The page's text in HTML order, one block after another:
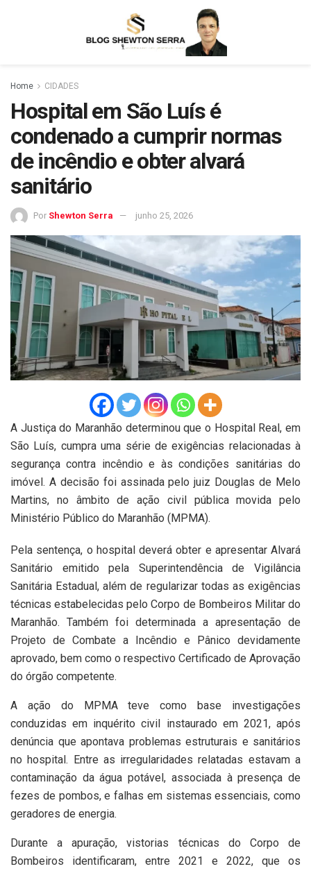
Home CIDADES
Hospital em São Luís é
condenado a cumprir normas
de incêndio e obter alvará
sanitário
Por Shewton Serra junho 25, 2026
A Justiça do Maranhão determinou que o Hospital Real, em
São Luís, cumpra uma série de exigências relacionadas à
segurança contra incêndio e às condições sanitárias do
imóvel. A decisão foi assinada pelo juiz Douglas de Melo
Martins, no âmbito de ação civil pública movida pelo
Ministério Público do Maranhão (MPMA).
Pela sentença, o hospital deverá obter e apresentar Alvará
Sanitário emitido pela Superintendência de Vigilância
Sanitária Estadual, além de regularizar todas as exigências
técnicas estabelecidas pelo Corpo de Bombeiros Militar do
Maranhão. Também foi determinada a apresentação de
Projeto de Combate a Incêndio e Pânico devidamente
aprovado, bem como o respectivo Certificado de Aprovação
do órgão competente.
A ação do MPMA teve como base investigações
conduzidas em inquérito civil instaurado em 2021, após
denúncia que apontava problemas estruturais e sanitários
no hospital. Entre as irregularidades relatadas estavam a
contaminação da água potável, associada à presença de
fezes de pombos, e falhas em sistemas essenciais, como
geradores de energia.
Durante a apuração, vistorias técnicas do Corpo de
Bombeiros identificaram, entre 2021 e 2022, que os